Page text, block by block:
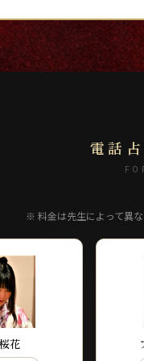
電話
※ 料金は先生によって異な
花